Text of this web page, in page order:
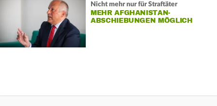
Nicht mehr nur für Straftäter
MEHR AFGHANISTAN-
ABSCHIEBUNGEN MÖGLICH